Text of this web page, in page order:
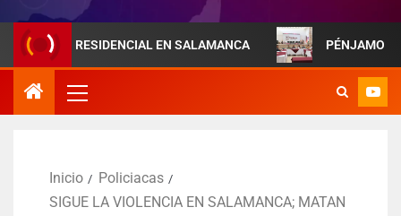
PRESIDENCIAL EN SALAMANCA PÉNJAMO REFUERZA
Inicio
Policiacas
SIGUE LA VIOLENCIA EN SALAMANCA; MATAN